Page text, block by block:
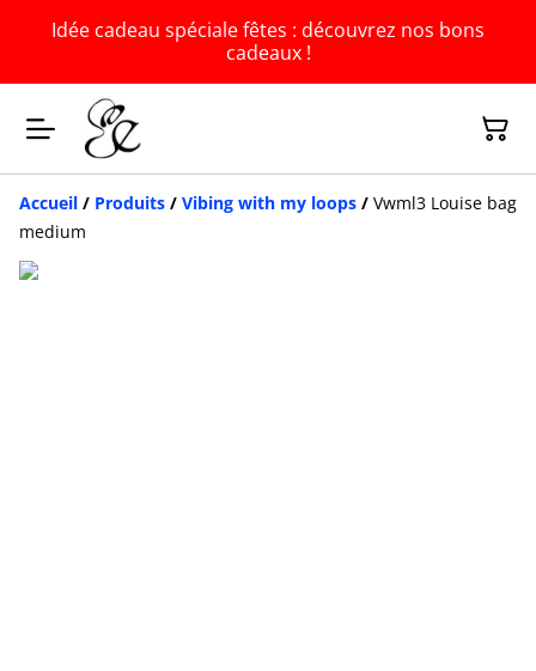
Idée cadeau spéciale fêtes : découvrez nos bons
cadeaux !
Accueil / Produits / Vibing with my loops / Vwml3 Louise bag
medium